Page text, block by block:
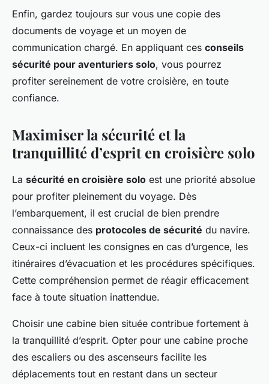
Enfin, gardez toujours sur vous une copie des
documents de voyage et un moyen de
communication chargé. En appliquant ces conseils
sécurité pour aventuriers solo, vous pourrez
profiter sereinement de votre croisière, en toute
confiance.
Maximiser la sécurité et la
tranquillité d’esprit en croisière solo
La sécurité en croisière solo est une priorité absolue
pour profiter pleinement du voyage. Dès
l’embarquement, il est crucial de bien prendre
connaissance des protocoles de sécurité du navire.
Ceux-ci incluent les consignes en cas d’urgence, les
itinéraires d’évacuation et les procédures spécifiques.
Cette compréhension permet de réagir efficacement
face à toute situation inattendue.
Choisir une cabine bien située contribue fortement à
la tranquillité d’esprit. Opter pour une cabine proche
des escaliers ou des ascenseurs facilite les
déplacements tout en restant dans un secteur